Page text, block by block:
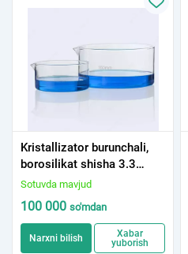
Kristallizator burunchali,
borosilikat shisha 3.3
(diametr 150 mm,
balandlik 75 mm, hajm
1000 ml)
Sotuvda mavjud
100 000 so'mdan
Narxni bilish
Xabar
yuborish